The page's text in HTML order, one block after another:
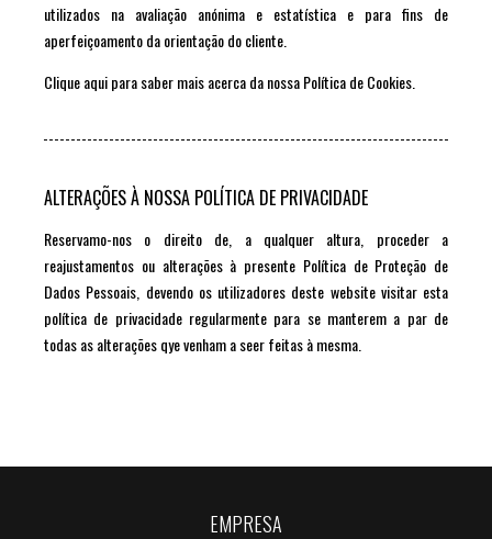
utilizados na avaliação anónima e estatística e para fins de
aperfeiçoamento da orientação do cliente.
Clique aqui para saber mais acerca da nossa Política de Cookies.
ALTERAÇÕES À NOSSA POLÍTICA DE PRIVACIDADE
Reservamo-nos o direito de, a qualquer altura, proceder a
reajustamentos ou alterações à presente Política de Proteção de
Dados Pessoais, devendo os utilizadores deste website visitar esta
política de privacidade regularmente para se manterem a par de
todas as alterações qye venham a seer feitas à mesma.
EMPRESA